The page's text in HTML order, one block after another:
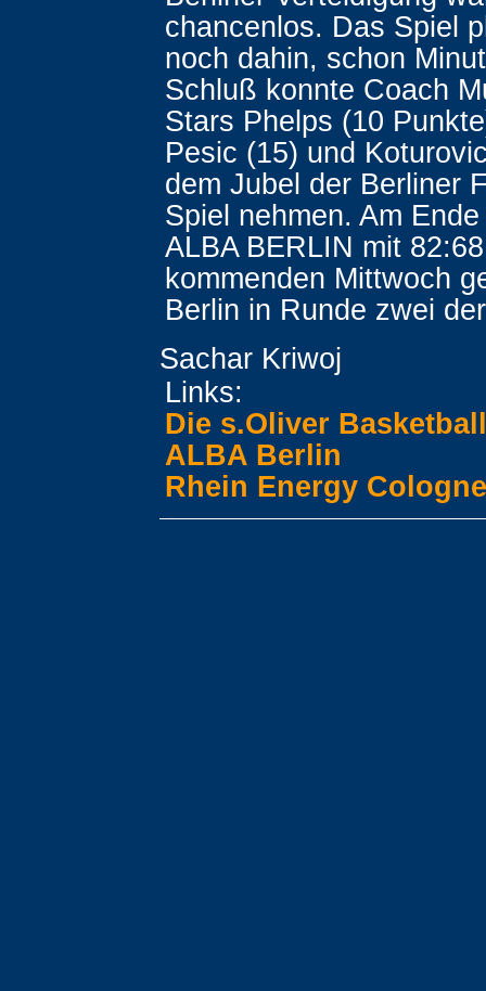
chancenlos. Das Spiel
noch dahin, schon
Schluß konnte Coach
Stars Phelps (10
Pesic (15) und
dem Jubel der Berliner
Spiel nehmen. Am
ALBA BERLIN mit
kommenden Mittwoch
Berlin in Runde zwei
Sachar Kriwoj
Links:
Die s.Oliver
ALBA Berlin
Rhein Energy Cologne